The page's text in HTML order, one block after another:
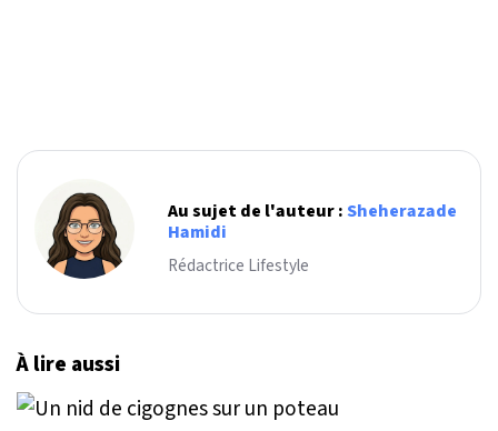
Au sujet de l'auteur :Sheherazade
Hamidi
Rédactrice Lifestyle
À lire aussi